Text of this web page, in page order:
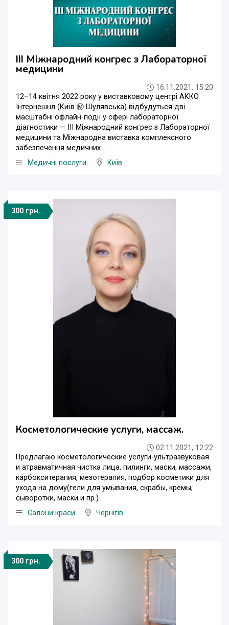
ІІІ Міжнародний конгрес з Лабораторної
медицини
16.11.2021, 15:20
12–14 квітня 2022 року у виставковому центрі АККО
Інтернешнл (Київ Ⓜ Шулявська) відбудуться дві
масштабні офлайн-події у сфері лабораторної
діагностики — ІІІ Міжнародний конгрес з Лабораторної
медицини та Міжнародна виставка комплексного
забезпечення медичних ...
Медичні послуги
Київ
300 грн.
Косметологические услуги, массаж.
02.11.2021, 12:22
Предлагаю косметологические услуги-ультразвуковая
и атравматичная чистка лица, пилинги, маски, массажи,
карбокситерапия, мезотерапия, подбор косметики для
ухода на дому(гели для умывания, скрабы, кремы,
сыворотки, маски и пр.)
Салони краси
Чернігів
300 грн.